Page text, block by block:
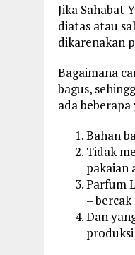
Jika Sahabat
diatas atau
dikarenakan
Bagaimana
bagus,
ada
Bahan
Tidak
pakaian
Parfum
–
Dan